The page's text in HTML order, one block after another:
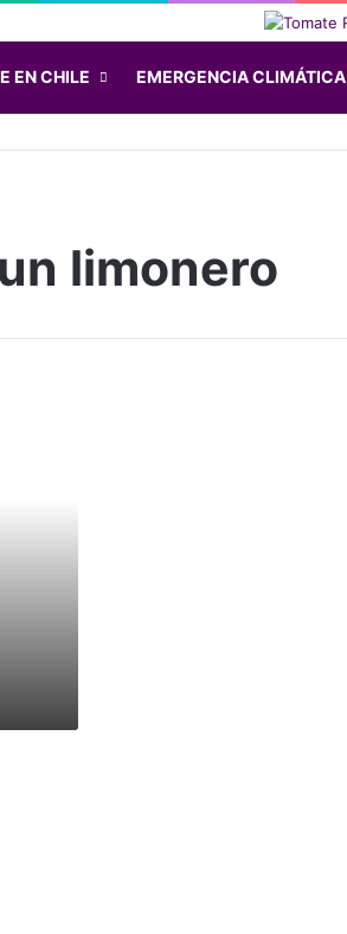
EN CHILE EMERGENCIA CLIMÁTICA
limonero